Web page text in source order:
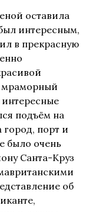
оставила
интересным,
в прекрасную
мраморный
подъём на
порт и
было очень
Санта-Круз
об